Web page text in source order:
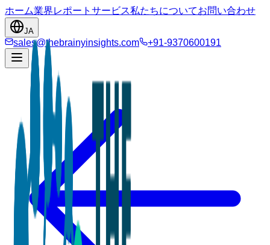
ホーム業界レポート サービス私たちについてお問い合わせ
JA
sales@thebrainyinsights.com +91-9370600191